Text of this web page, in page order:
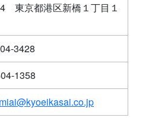
東京都港区新橋１丁目１
3428
1358